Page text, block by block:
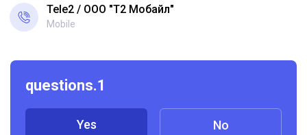
Tele2 ООО "Т2 Мобайл"
Mobile
questions.1
Yes No